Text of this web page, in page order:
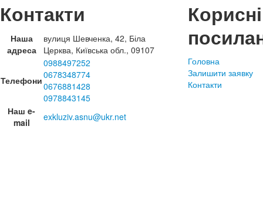
Контакти
Наша
адреса
вулиця Шевченка, 42, Біла
Церква, Київська обл., 09107
Телефони
0988497252
0678348774
0676881428
0978843145
Наш e-
mail
exkluziv.asnu@ukr.net
Корисні
Головна
Залишити заявку
Контакти